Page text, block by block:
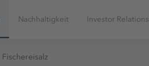
Nachhaltigkeit Investor Relations
Fischereisalz